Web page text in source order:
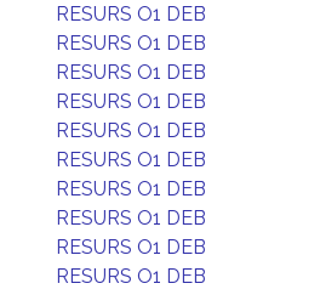
RESURS O1 DEB
RESURS O1 DEB
RESURS O1 DEB
RESURS O1 DEB
RESURS O1 DEB
RESURS O1 DEB
RESURS O1 DEB
RESURS O1 DEB
RESURS O1 DEB
RESURS O1 DEB